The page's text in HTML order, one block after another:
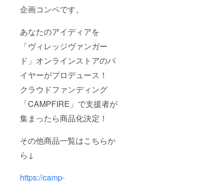
企画コンペです。
あなたのアイディアを
「ヴィレッジヴァンガー
ド」オンラインストアのバ
イヤーがプロデュース！
クラウドファンディング
「CAMPFIRE」で⽀援者が
集まったら商品化決定！
その他商品一覧はこちらか
ら↓
https://camp-